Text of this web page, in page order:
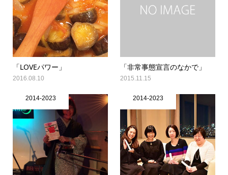
「LOVEパワー」
2016.08.10
「非常事態宣言のなかで」
2015.11.15
2014-2023 2014-2023